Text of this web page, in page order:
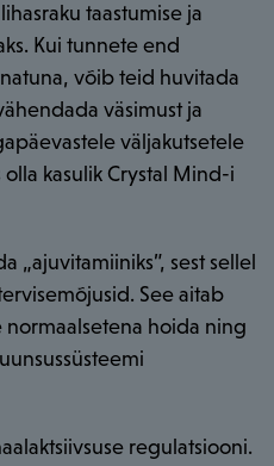
taastumise ja
Kui tunnete end
võib teid huvitada
väsimust ja
väljakutsetele
kasulik Crystal Mind-i
„ajuvitamiiniks”, sest sellel
See aitab
hoida ning
regulatsiooni.